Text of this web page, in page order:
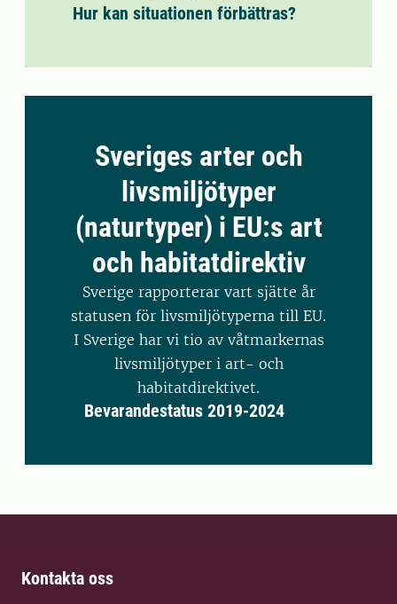
Hur kan situationen förbättras?
Sveriges arter och
livsmiljötyper
(naturtyper) i EU:s art
och habitatdirektiv
Sverige rapporterar vart sjätte år
statusen för livsmiljötyperna till EU.
I Sverige har vi tio av våtmarkernas
livsmiljötyper i art- och
habitatdirektivet.
Bevarandestatus 2019-2024
Kontakta oss